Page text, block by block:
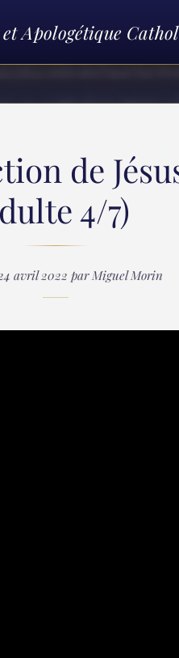
Apologétique
de
4/7)
avril 2022 par Miguel Morin